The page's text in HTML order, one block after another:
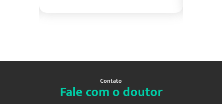
Contato
Fale com o doutor